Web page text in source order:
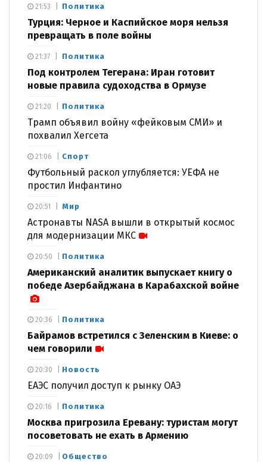
Политика
Турция: Черное и Каспийское моря нельзя
превращать в поле войны
21:53
Политика
Под контролем Тегерана: Иран готовит
новые правила судоходства в Ормузе
21:37
Политика
Трамп объявил войну «фейковым СМИ» и
похвалил Хегсета
21:20
Спорт
Футбольный раскол углубляется: УЕФА не
простил Инфантино
21:06
Мир
Астронавты NASA вышли в открытый космос
для модернизации МКС
20:51
Политика
Американский аналитик выпускает книгу о
победе Азербайджана в Карабахской войне
20:50
Политика
Байрамов встретился с Зеленским в Киеве: о
чем говорили
20:36
Новость
ЕАЭС получил доступ к рынку ОАЭ
20:30
Политика
Москва пригрозила Еревану: туристам могут
посоветовать не ехать в Армению
20:16
Общество
20:09